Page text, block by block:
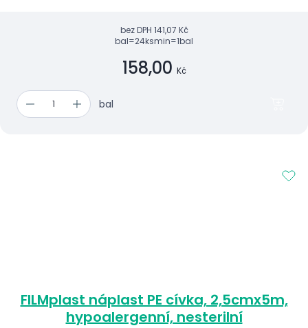
bez DPH 141,07 Kč
bal=24ksmin=1bal
158,00 Kč
bal
FILMplast náplast PE cívka, 2,5cmx5m,
hypoalergenní, nesterilní